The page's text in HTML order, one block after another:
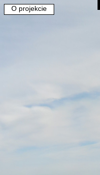
O projekcie